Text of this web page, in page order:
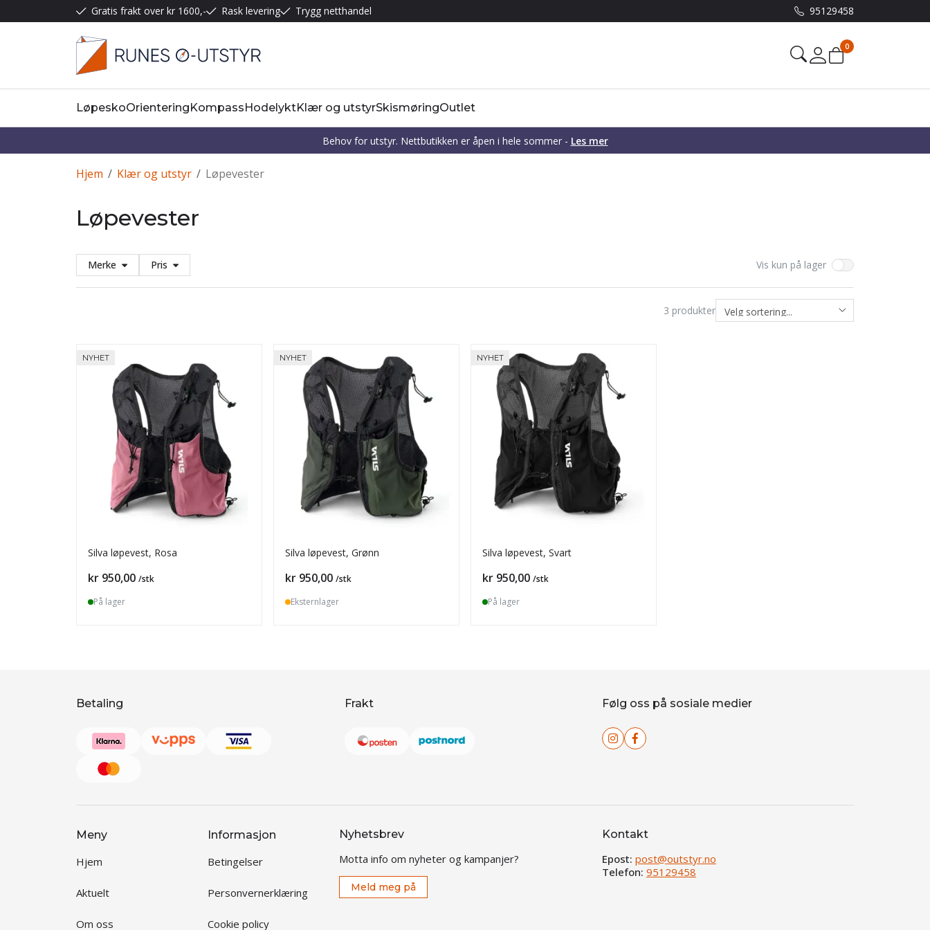
Gratis frakt over kr 1600,- Rask levering Trygg netthandel 95129458
Mine sider
0
LøpeskoOrienteringKompassHodelyktKlær og utstyrSkismøringOutlet
Behov for utstyr. Nettbutikken er åpen i hele sommer - Les mer
/
Hjem /
Klær og utstyr Løpevester
Løpevester
Merke Pris Vis kun på lager
3 produkter
NYHET
Silva løpevest, Rosa
Pris
kr 950,00 /stk
På lager
NYHET
Silva løpevest, Grønn
Pris
kr 950,00 /stk
Eksternlager
NYHET
Silva løpevest, Svart
Pris
kr 950,00 /stk
På lager
Betaling Frakt Følg oss på sosiale medier
Meny
Hjem
Aktuelt
Om oss
Informasjon
Betingelser
Personvernerklæring
Cookie policy
Nyhetsbrev
Motta info om nyheter og kampanjer?
Meld meg på
Kontakt
Epost: post@outstyr.no
Telefon: 95129458